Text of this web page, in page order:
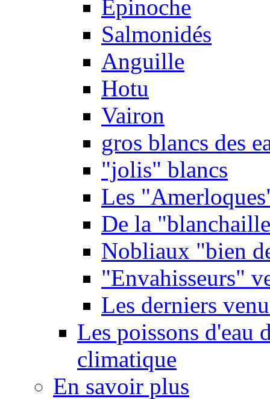
Epinoche
Salmonidés
Anguille
Hotu
Vairon
gros blancs des
"jolis" blancs
Les
De la
Nobliaux "bien
"Envahisseurs"
Les derniers
Les poissons d'eau
climatique
En savoir plus